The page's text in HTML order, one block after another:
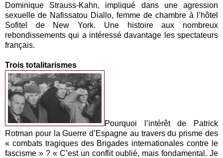
Dominique Strauss-Kahn, impliqué dans une agression
sexuelle de Nafissatou Diallo, femme de chambre à l’hôtel
Sofitel de New York. Une histoire aux nombreux
rebondissements qui a intéressé davantage les spectateurs
français.
Trois totalitarismes
Pourquoi l’intérêt de Patrick
Rotman pour la Guerre d’Espagne au travers du prisme des
« combats tragiques des Brigades internationales contre le
fascisme » ? « C’est un conflit oublié, mais fondamental. Je